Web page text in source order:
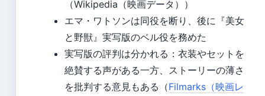
（Wikipedia（映画データ））
エマ・ワトソンは同役を断り、後に『美女
と野獣』実写版のベル役を務めた
実写版の評判は分かれる：衣装やセットを
絶賛する声がある一方、ストーリーの薄さ
を批判する意見もある（Filmarks（映画レ